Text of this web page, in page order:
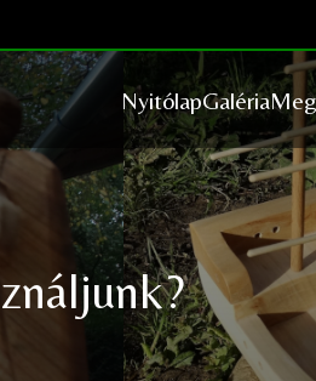
NyitólapGaléria